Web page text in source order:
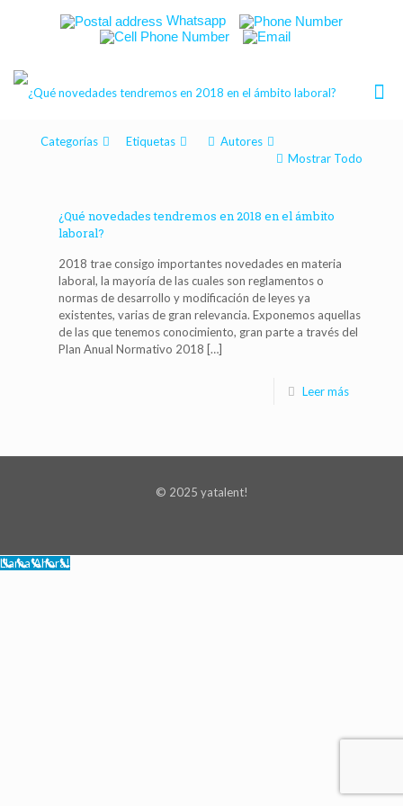
Whatsapp
Categorías Etiquetas
Autores
Mostrar Todo
¿Qué novedades tendremos en 2018 en el ámbito
laboral?
2018 trae consigo importantes novedades en materia
laboral, la mayoría de las cuales son reglamentos o
normas de desarrollo y modificación de leyes ya
existentes, varias de gran relevancia. Exponemos aquellas
de las que tenemos conocimiento, gran parte a través del
Plan Anual Normativo 2018 […]
Leer más
© 2025 yatalent!
Llama Ahora!